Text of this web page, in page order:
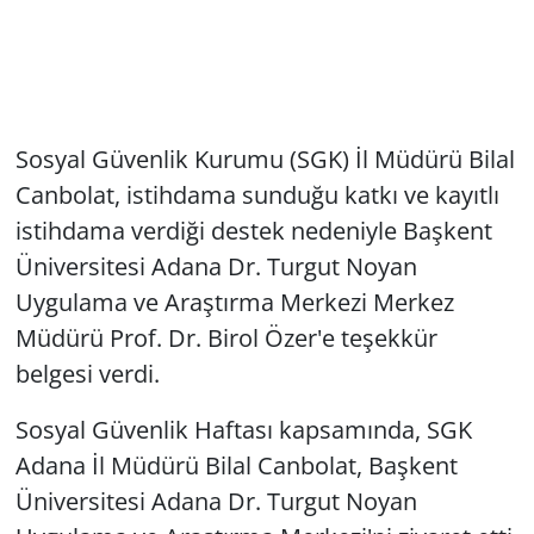
Sosyal Güvenlik Kurumu (SGK) İl Müdürü Bilal
Canbolat, istihdama sunduğu katkı ve kayıtlı
istihdama verdiği destek nedeniyle Başkent
Üniversitesi Adana Dr. Turgut Noyan
Uygulama ve Araştırma Merkezi Merkez
Müdürü Prof. Dr. Birol Özer'e teşekkür
belgesi verdi.
Sosyal Güvenlik Haftası kapsamında, SGK
Adana İl Müdürü Bilal Canbolat, Başkent
Üniversitesi Adana Dr. Turgut Noyan